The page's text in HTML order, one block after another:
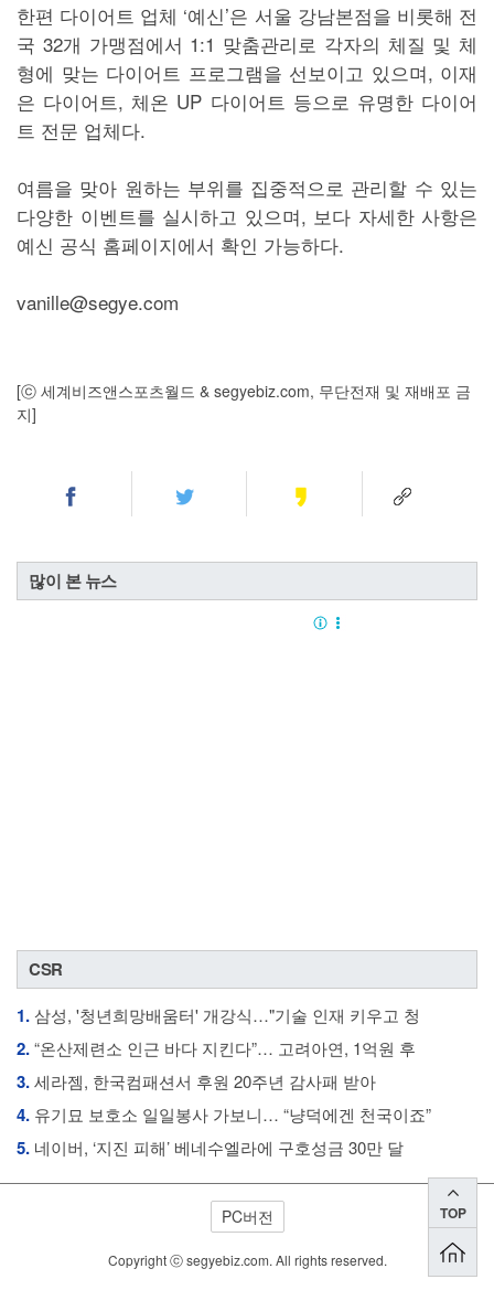
한편 다이어트 업체 ‘예신’은 서울 강남본점을 비롯해 전
국 32개 가맹점에서 1:1 맞춤관리로 각자의 체질 및 체
형에 맞는 다이어트 프로그램을 선보이고 있으며, 이재
은 다이어트, 체온 UP 다이어트 등으로 유명한 다이어
트 전문 업체다.
여름을 맞아 원하는 부위를 집중적으로 관리할 수 있는
다양한 이벤트를 실시하고 있으며, 보다 자세한 사항은
예신 공식 홈페이지에서 확인 가능하다.
vanille@segye.com
[ⓒ 세계비즈앤스포츠월드 & segyebiz.com, 무단전재 및 재배포 금
지]
많이 본 뉴스
CSR
1.삼성, '청년희망배움터' 개강식…"기술 인재 키우고 청
2.“온산제련소 인근 바다 지킨다”… 고려아연, 1억원 후
3.세라젬, 한국컴패션서 후원 20주년 감사패 받아
4. 유기묘 보호소 일일봉사 가보니… “냥덕에겐 천국이죠”
5. 네이버, ‘지진 피해’ 베네수엘라에 구호성금 30만 달
PC버전
Copyright ⓒ segyebiz.com. All rights reserved.
TOP